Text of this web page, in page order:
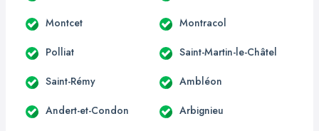
Montcet Montracol
Polliat Saint-Martin-le-Châtel
Saint-Rémy Ambléon
Andert-et-Condon Arbignieu